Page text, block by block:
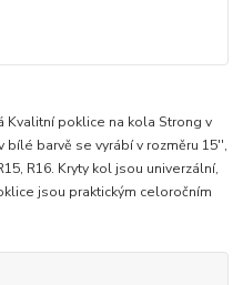
Kvalitní poklice na kola Strong v
bílé barvě se vyrábí v rozměru 15'',
R16. Kryty kol jsou univerzální,
jsou praktickým celoročním